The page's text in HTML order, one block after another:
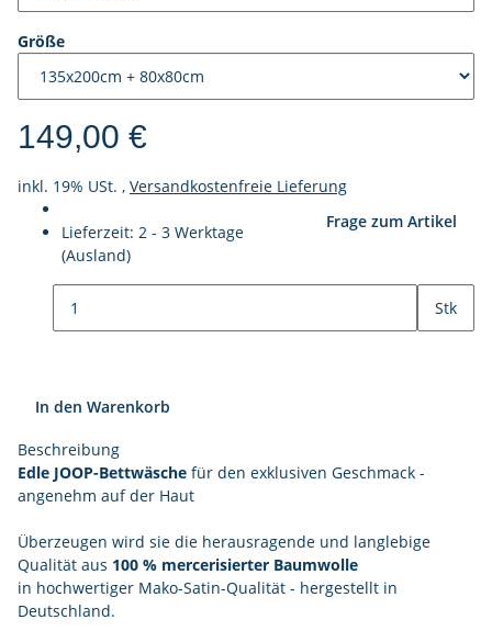
Größe
149,00 €
inkl. 19% USt. , Versandkostenfreie Lieferung
Lieferzeit: 2 - 3 Werktage
(Ausland)
Frage zum Artikel
Stk
In den Warenkorb
Beschreibung
Edle JOOP-Bettwäsche für den exklusiven Geschmack -
angenehm auf der Haut
Überzeugen wird sie die herausragende und langlebige
Qualität aus 100 % mercerisierter Baumwolle
in hochwertiger Mako-Satin-Qualität - hergestellt in
Deutschland.